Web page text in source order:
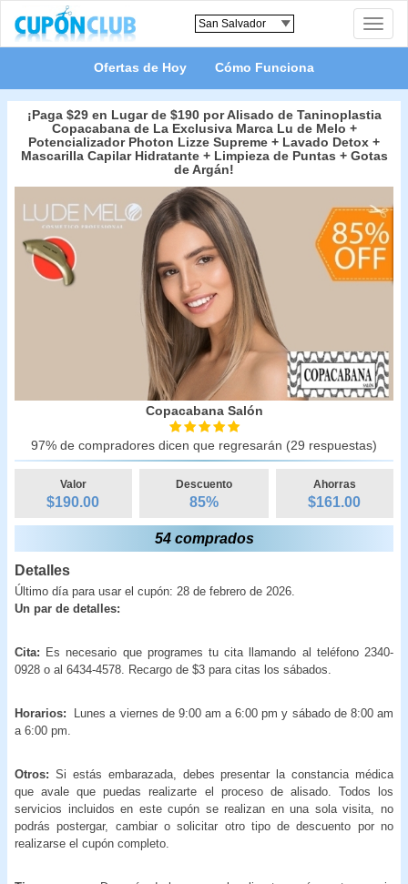
Toggle
Ofertas de Hoy Cómo Funciona
¡Paga $29 en Lugar de $190 por Alisado de Taninoplastia
Copacabana de La Exclusiva Marca Lu de Melo +
Potencializador Photon Lizze Supreme + Lavado Detox +
Mascarilla Capilar Hidratante + Limpieza de Puntas + Gotas
de Argán!
Copacabana Salón
97% de compradores dicen que regresarán (29 respuestas)
Valor
$190.00
Descuento
85%
Ahorras
$161.00
54 comprados
Detalles
Último día para usar el cupón: 28 de febrero de 2026.
Un par de detalles:
Cita: Es necesario que programes tu cita llamando al teléfono 2340-
0928 o al 6434-4578. Recargo de $3 para citas los sábados.
Horarios:
Lunes a viernes de 9:00 am a 6:00 pm y sábado de 8:00 am
a 6:00 pm.
Otros: Si estás embarazada, debes presentar la constancia médica
que avale que puedas realizarte el proceso de alisado. Todos los
servicios incluidos en este cupón se realizan en una sola visita, no
podrás postergar, cambiar o solicitar otro tipo de descuento por no
realizarse el cupón completo.